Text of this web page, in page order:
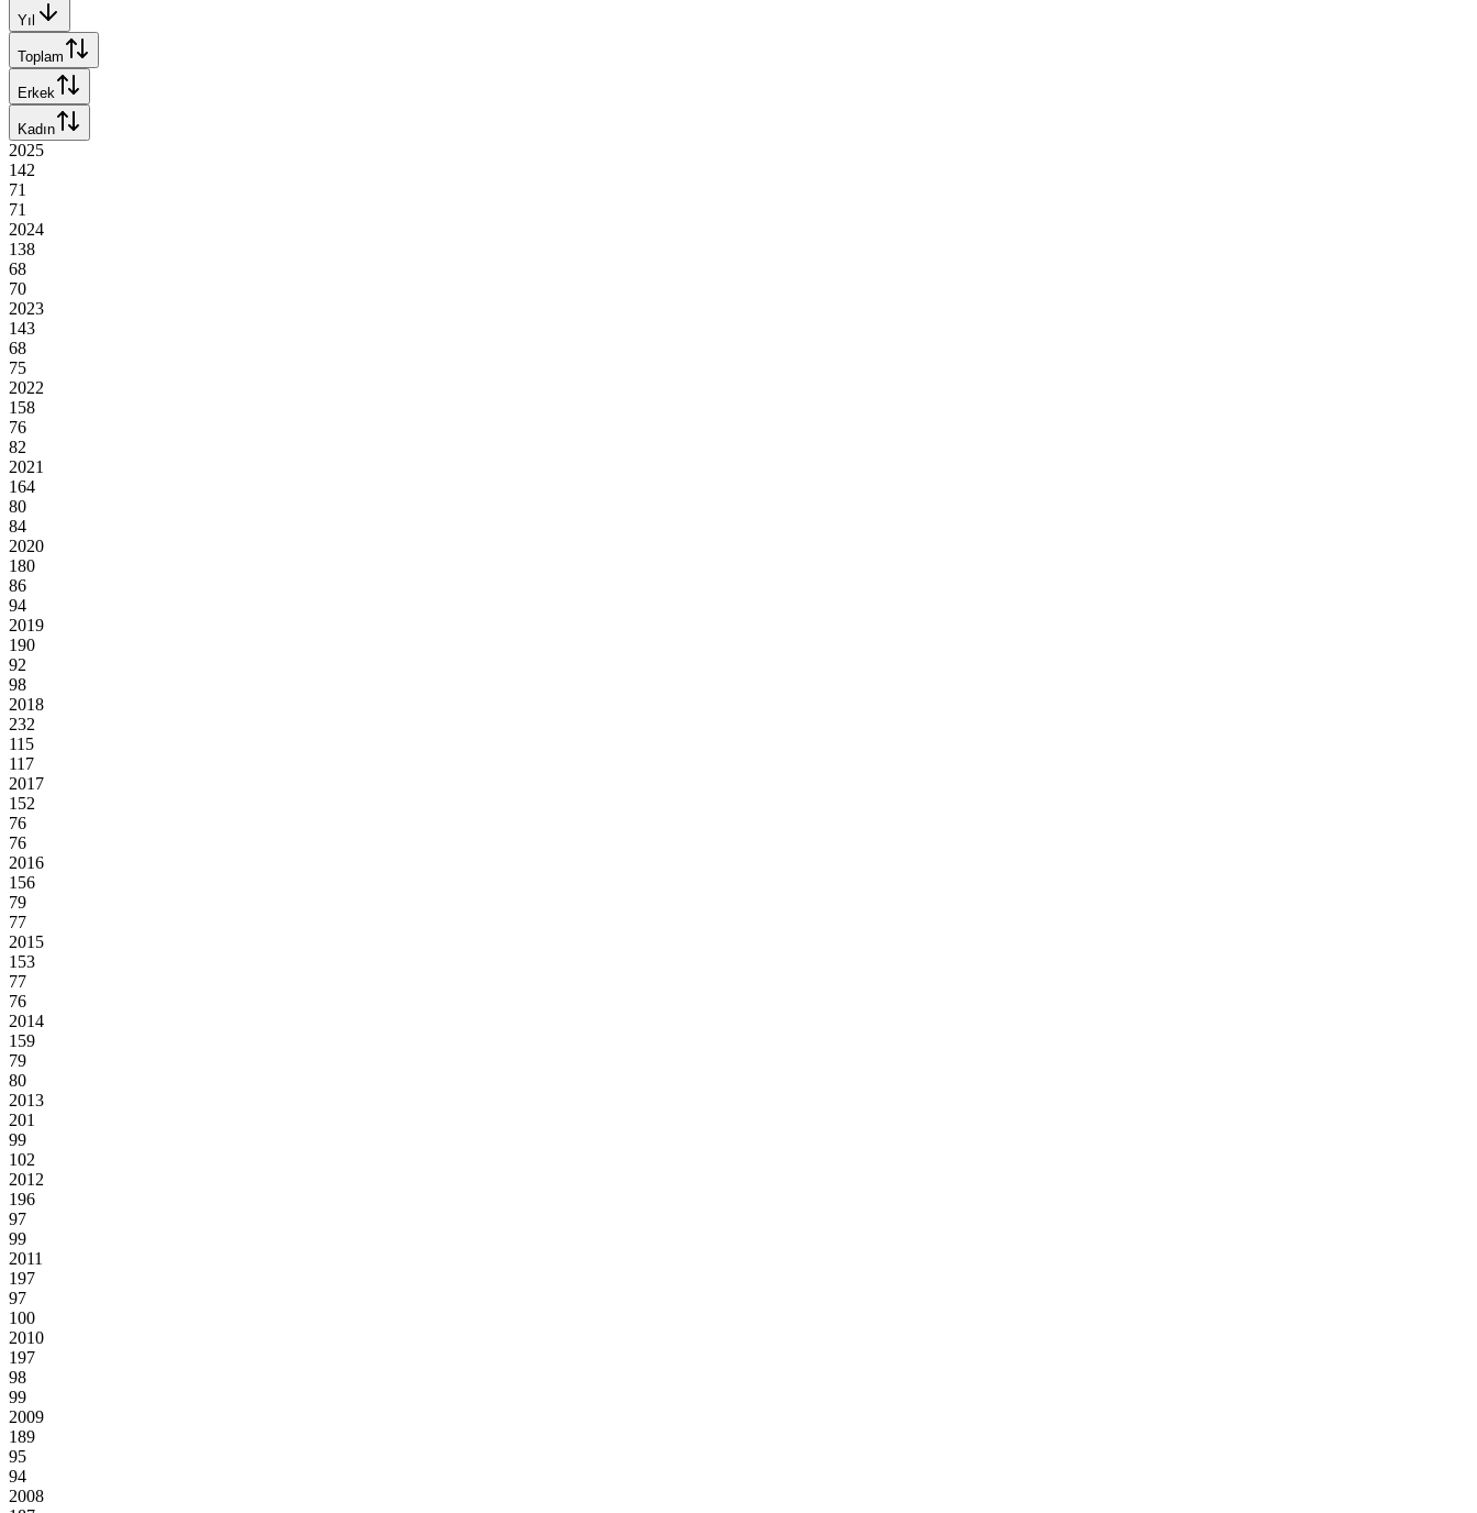
Yıl
Toplam
Erkek
Kadın
2025
142
71
71
2024
138
68
70
2023
143
68
75
2022
158
76
82
2021
164
80
84
2020
180
86
94
2019
190
92
98
2018
232
115
117
2017
152
76
76
2016
156
79
77
2015
153
77
76
2014
159
79
80
2013
201
99
102
2012
196
97
99
2011
197
97
100
2010
197
98
99
2009
189
95
94
2008